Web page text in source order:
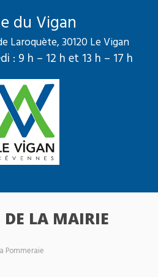
du Vigan
Laroquète, 30120 Le Vigan
: 9 h – 12 h et 13 h – 17 h
DE LA MAIRIE
Pommeraie